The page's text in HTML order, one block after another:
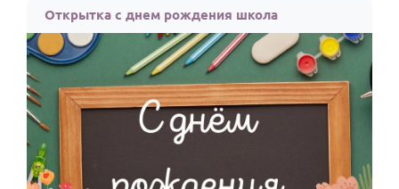
Открытка с днем рождения школа